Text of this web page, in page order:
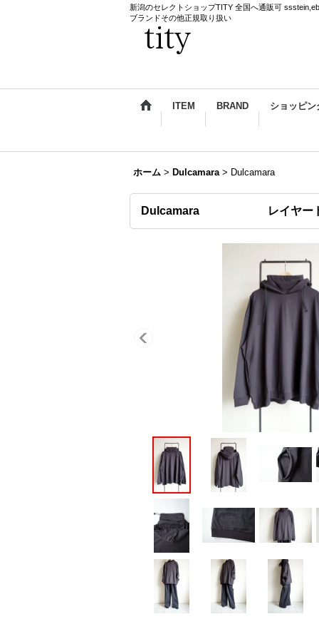
新潟のセレクトショップTITY 全国へ通販可
ブランドその他正規取り扱い
ITEM BRAND ショッピン
ホーム > Dulcamara > Dulcamara レイ
Dulcamara レイヤードフ